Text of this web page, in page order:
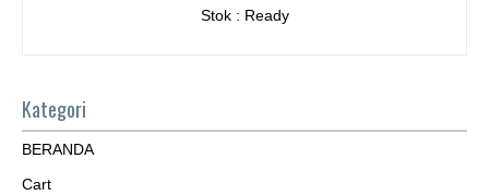
Stok : Ready
Kategori
BERANDA
Cart